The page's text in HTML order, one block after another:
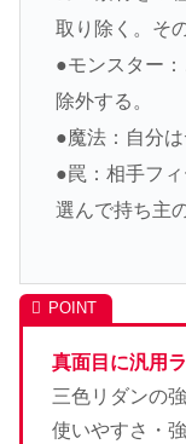
取り除く。そ
●モンスター
除外する。
●魔法：自分は
●罠：相手フ
選んで持ち主
真面目に汎用
三色リダンの
使いやすさ・